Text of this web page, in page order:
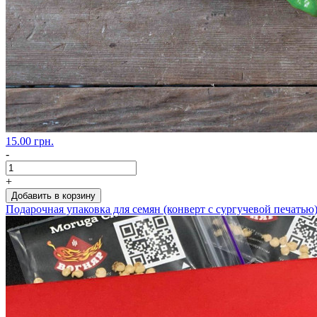
15.00 грн.
-
+
Добавить в корзину
Подарочная упаковка для семян (конверт с сургучевой печатью)